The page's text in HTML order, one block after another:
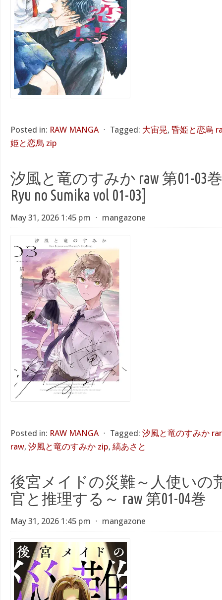
Posted in: RAW MANGA ⋅ Tagged: 大宙晃, 昏姫と恋烏
姫と恋烏 zip
汐風と竜のすみか raw 第01-03巻
Ryu no Sumika vol 01-03]
May 31, 2026 1:45 pm ⋅ mangazone
Posted in: RAW MANGA ⋅ Tagged: 汐風と竜のすみか rar
raw, 汐風と竜のすみか zip, 縞あさと
後宮メイドの災難～人使いの
官と推理する～ raw 第01-04巻
May 31, 2026 1:45 pm ⋅ mangazone